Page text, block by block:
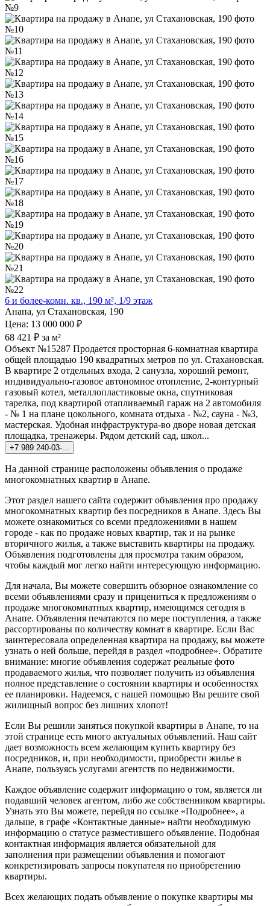
6 и более-комн. кв., 190 м², 1/9 этаж
Анапа, ул Стахановская, 190
Цена: 13 000 000 ₽
68 421 ₽ за м²
Объект №15287 Продается просторная 6-комнатная квартира
общей площадью 190 квадратных метров по ул. Стахановская.
В квартире 2 отдельных входа, 2 санузла, хороший ремонт,
индивидуально-газовое автономное отопление, 2-контурный
газовый котел, металлопластиковые окна, спутниковая
тарелка, под квартирой отапливаемый гараж на 2 автомобиля
- № 1 на плане цокольного, комната отдыха - №2, сауна - №3,
мастерская. Удобная инфраструктура-во дворе новая детская
площадка, тренажеры. Рядом детский сад, школ...
+7 989 240-03-...
На данной странице расположены объявления о продаже
многокомнатных квартир в Анапе.
Этот раздел нашего сайта содержит объявления про продажу
многокомнатных квартир без посредников в Анапе. Здесь Вы
можете ознакомиться со всеми предложениями в нашем
городе - как по продаже новых квартир, так и на рынке
вторичного жилья, а также выставить квартиры на продажу.
Объявления подготовлены для просмотра таким образом,
чтобы каждый мог легко найти интересующую информацию.
Для начала, Вы можете совершить обзорное ознакомление со
всеми объявлениями сразу и прицениться к предложениям о
продаже многокомнатных квартир, имеющимся сегодня в
Анапе. Объявления печатаются по мере поступления, а также
рассортированы по количеству комнат в квартире. Если Вас
заинтересовала определенная квартира на продажу, вы можете
узнать о ней больше, перейдя в раздел «подробнее». Обратите
внимание: многие объявления содержат реальные фото
продаваемого жилья, что позволяет получить из объявления
полное представление о состоянии квартиры и особенностях
ее планировки. Надеемся, с нашей помощью Вы решите свой
жилищный вопрос без лишних хлопот!
Если Вы решили заняться покупкой квартиры в Анапе, то на
этой странице есть много актуальных объявлений. Наш сайт
дает возможность всем желающим купить квартиру без
посредников, и, при необходимости, приобрести жилье в
Анапе, пользуясь услугами агентств по недвижимости.
Каждое объявление содержит информацию о том, является ли
подавший человек агентом, либо же собственником квартиры.
Узнать это Вы можете, перейдя по ссылке «Подробнее», а
дальше, в графе «Контактные данные» найти необходимую
информацию о статусе разместившего объявление. Подобная
контактная информация является обязательной для
заполнения при размещении объявления и помогают
конкретизировать запросы покупателя по приобретению
квартиры.
Всех желающих подать объявление о покупке квартиры мы